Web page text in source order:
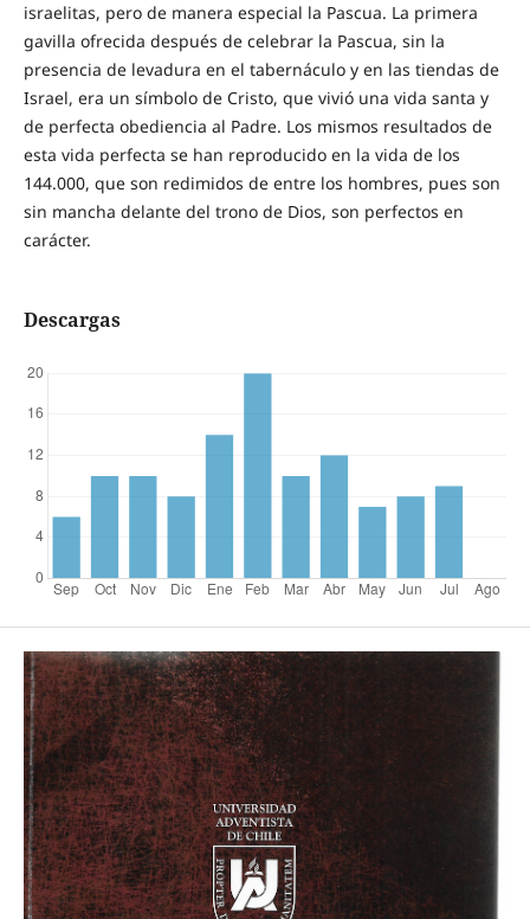
israelitas, pero de manera especial la Pascua. La primera
gavilla ofrecida después de celebrar la Pascua, sin la
presencia de levadura en el tabernáculo y en las tiendas de
Israel, era un símbolo de Cristo, que vivió una vida santa y
de perfecta obediencia al Padre. Los mismos resultados de
esta vida perfecta se han reproducido en la vida de los
144.000, que son redimidos de entre los hombres, pues son
sin mancha delante del trono de Dios, son perfectos en
carácter.
Descargas